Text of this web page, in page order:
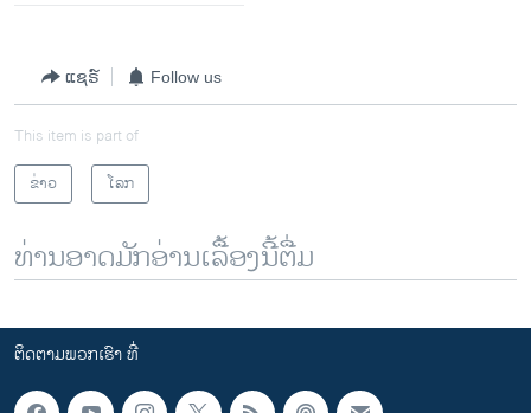
ແຊຣ໌ Follow us
This item is part of
ຂ່າວ
ໂລກ
ທ່ານອາດມັກອ່ານເລື້ອງນີ້ຕື່ມ
ຕິດຕາມພວກເຮົາ ທີ່